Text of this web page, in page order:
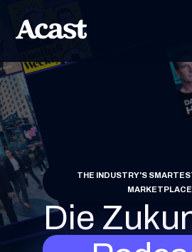
THE INDUSTRY'S
MARKETPLACE
Die